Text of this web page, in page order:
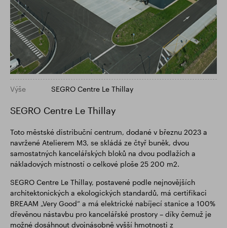
Výše SEGRO Centre Le Thillay
SEGRO Centre Le Thillay
Toto městské distribuční centrum, dodané v březnu 2023 a
navržené Atelierem M3, se skládá ze čtyř buněk, dvou
samostatných kancelářských bloků na dvou podlažích a
nákladových místností o celkové ploše 25 200 m2.
SEGRO Centre Le Thillay, postavené podle nejnovějších
architektonických a ekologických standardů, má certifikaci
BREAAM „Very Good“ a má elektrické nabíjecí stanice a 100%
dřevěnou nástavbu pro kancelářské prostory – díky čemuž je
možné dosáhnout dvojnásobně vyšší hmotnosti z